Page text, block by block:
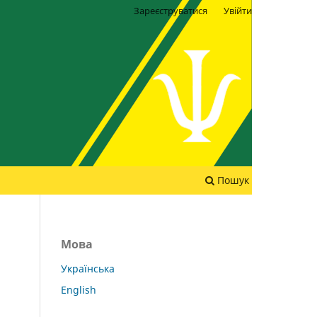
Пошук
Зареєструватися Увійти
Мова
Українська
English